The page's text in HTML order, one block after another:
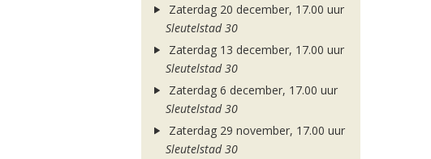
Zaterdag 20 december, 17.00 uur
Sleutelstad 30
Zaterdag 13 december, 17.00 uur
Sleutelstad 30
Zaterdag 6 december, 17.00 uur
Sleutelstad 30
Zaterdag 29 november, 17.00 uur
Sleutelstad 30